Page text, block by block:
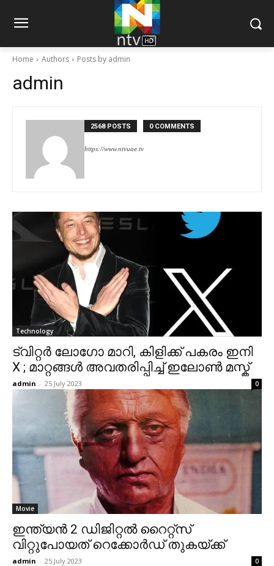
Home Authors Posts by admin
admin
2568 POSTS 0 COMMENTS
https://www.ntvuae.tv
Technology
ട്വിറ്റര്‍ ലോഗോ മാറി, കിളിക്ക് പകരം ഇനി
X ; മാറ്റങ്ങൾ അവതരിപ്പിച്ച് ഇലോണ്‍ മസ്ക്
admin - 25 July 2023 0
Movie
ഇന്ത്യൻ 2 ഡിജിറ്റൽ റൈറ്റ്സ്
വിറ്റുപോയത് റെക്കോർഡ് തുകയ്ക്ക്
admin - 25 July 2023 0